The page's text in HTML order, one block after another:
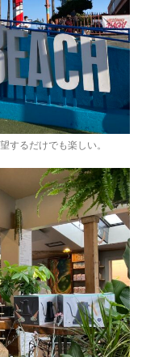
するだけでも楽しい。